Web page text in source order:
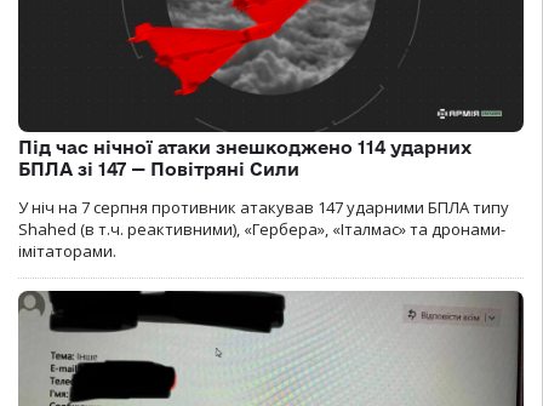
Під час нічної атаки знешкоджено 114 ударних
БПЛА зі 147 — Повітряні Сили
У ніч на 7 серпня противник атакував 147 ударними БПЛА типу
Shahed (в т.ч. реактивними), «Гербера», «Італмас» та дронами-
імітаторами.